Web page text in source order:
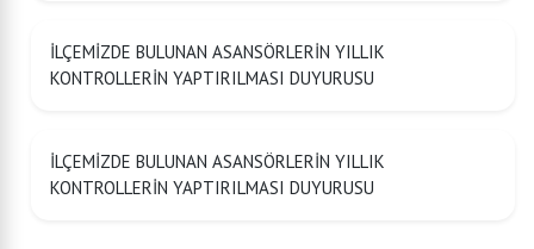
İLÇEMİZDE BULUNAN ASANSÖRLERİN YILLIK
KONTROLLERİN YAPTIRILMASI DUYURUSU
İLÇEMİZDE BULUNAN ASANSÖRLERİN YILLIK
KONTROLLERİN YAPTIRILMASI DUYURUSU